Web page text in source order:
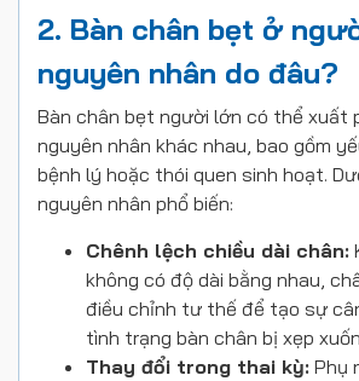
2. Bàn chân bẹt ở
nguyên nhân do đâu?
Bàn chân bẹt người lớn có thể xuất
nguyên nhân khác nhau, bao gồm
bệnh lý hoặc thói quen sinh hoạt.
nguyên nhân phổ biến:
Chênh lệch chiều dài chân:
không có độ dài bằng nhau,
điều chỉnh tư thế để tạo sự
tình trạng bàn chân bị xẹp
Thay đổi trong thai kỳ: Phụ